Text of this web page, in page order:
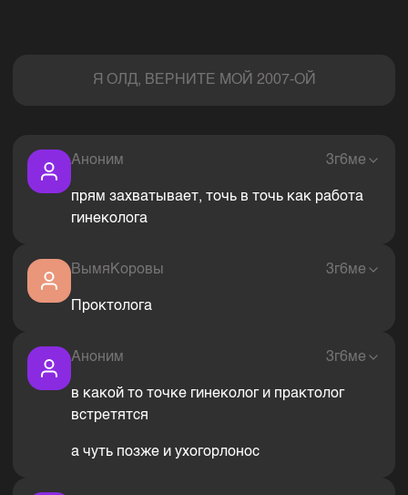
Я ОЛД, ВЕРНИТЕ МОЙ 2007-ОЙ
Аноним 3г6ме
прям захватывает, точь в точь как работа
гинеколога
ВымяКоровы 3г6ме
Проктолога
Аноним 3г6ме
в какой то точке гинеколог и практолог
встретятся
а чуть позже и ухогорлонос